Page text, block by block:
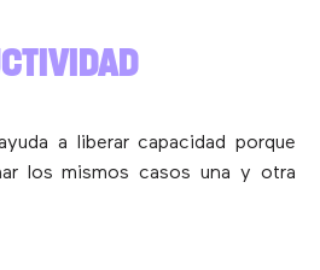
a liberar capacidad porque
los mismos casos una y otra